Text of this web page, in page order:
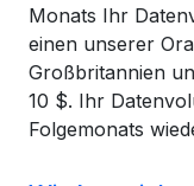
Monats Ihr
einen unserer
Großbritannien
10 $. Ihr
Folgemonats